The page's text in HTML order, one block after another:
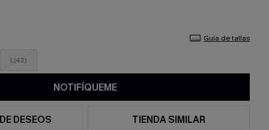
Guía de tallas
L(42)
NOTIFÍQUEME
DESEOS TIENDA SIMILAR